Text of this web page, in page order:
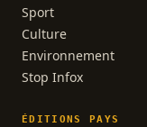
Sport
Culture
Environnement
Stop Infox
ÉDITIONS PAYS